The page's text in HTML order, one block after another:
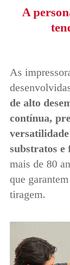
A
As
de alto
contínua,
substratos e
mais de 80
que
tiragem.